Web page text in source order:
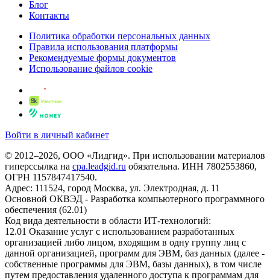
Блог
Контакты
Политика обработки персональных данных
Правила использования платформы
Рекомендуемые формы документов
Использование файлов cookie
Войти в личный кабинет
© 2012–2026, ООО «Лидгид». При использовании материалов
гиперссылка на cpa.leadgid.ru обязательна. ИНН 7802553860,
ОГРН 1157847417540.
Адрес: 111524, город Москва, ул. Электродная, д. 11
Основной ОКВЭД - Разработка компьютерного программного
обеспечения (62.01)
Код вида деятельности в области ИТ-технологий:
12.01 Оказание услуг с использованием разработанных
организацией либо лицом, входящим в одну группу лиц с
данной организацией, программ для ЭВМ, баз данных (далее -
собственные программы для ЭВМ, базы данных), в том числе
путем предоставления удаленного доступа к программам для